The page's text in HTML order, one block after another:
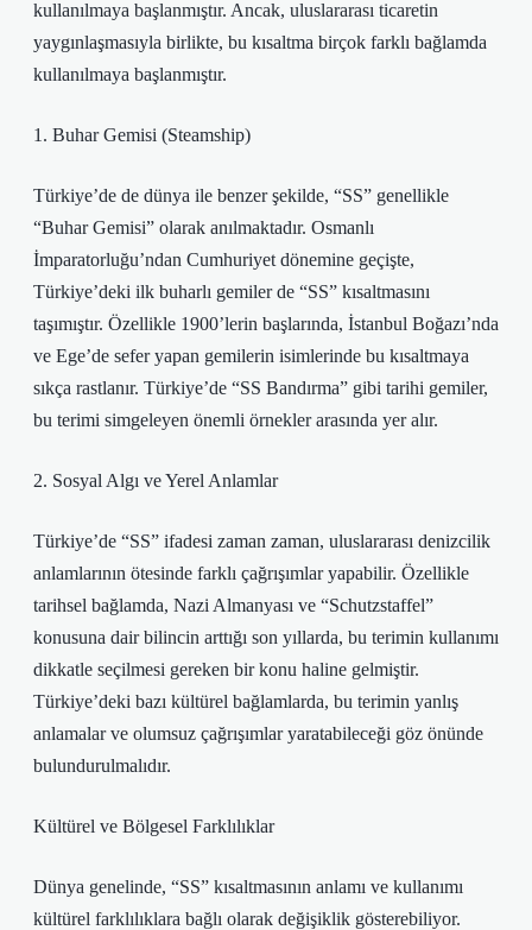
kullanılmaya başlanmıştır. Ancak, uluslararası ticaretin
yaygınlaşmasıyla birlikte, bu kısaltma birçok farklı bağlamda
kullanılmaya başlanmıştır.
1. Buhar Gemisi (Steamship)
Türkiye’de de dünya ile benzer şekilde, “SS” genellikle
“Buhar Gemisi” olarak anılmaktadır. Osmanlı
İmparatorluğu’ndan Cumhuriyet dönemine geçişte,
Türkiye’deki ilk buharlı gemiler de “SS” kısaltmasını
taşımıştır. Özellikle 1900’lerin başlarında, İstanbul Boğazı’nda
ve Ege’de sefer yapan gemilerin isimlerinde bu kısaltmaya
sıkça rastlanır. Türkiye’de “SS Bandırma” gibi tarihi gemiler,
bu terimi simgeleyen önemli örnekler arasında yer alır.
2. Sosyal Algı ve Yerel Anlamlar
Türkiye’de “SS” ifadesi zaman zaman, uluslararası denizcilik
anlamlarının ötesinde farklı çağrışımlar yapabilir. Özellikle
tarihsel bağlamda, Nazi Almanyası ve “Schutzstaffel”
konusuna dair bilincin arttığı son yıllarda, bu terimin kullanımı
dikkatle seçilmesi gereken bir konu haline gelmiştir.
Türkiye’deki bazı kültürel bağlamlarda, bu terimin yanlış
anlamalar ve olumsuz çağrışımlar yaratabileceği göz önünde
bulundurulmalıdır.
Kültürel ve Bölgesel Farklılıklar
Dünya genelinde, “SS” kısaltmasının anlamı ve kullanımı
kültürel farklılıklara bağlı olarak değişiklik gösterebiliyor.